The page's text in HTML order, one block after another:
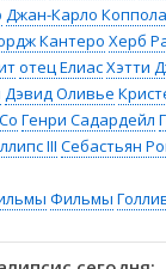
Джан-Карло Коппола
Кантеро Херб
отец ЕлиасХэтти
Дэвид Оливье
Генри Садардейл
III Себастьян
Фильмы